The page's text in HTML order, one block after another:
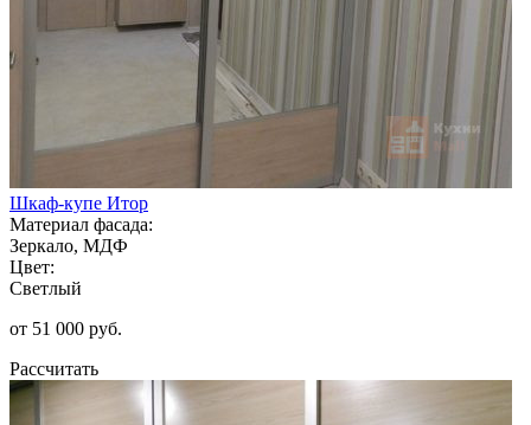
Шкаф-купе Итор
Материал фасада:
Зеркало, МДФ
Цвет:
Светлый
от 51 000 руб.
Рассчитать